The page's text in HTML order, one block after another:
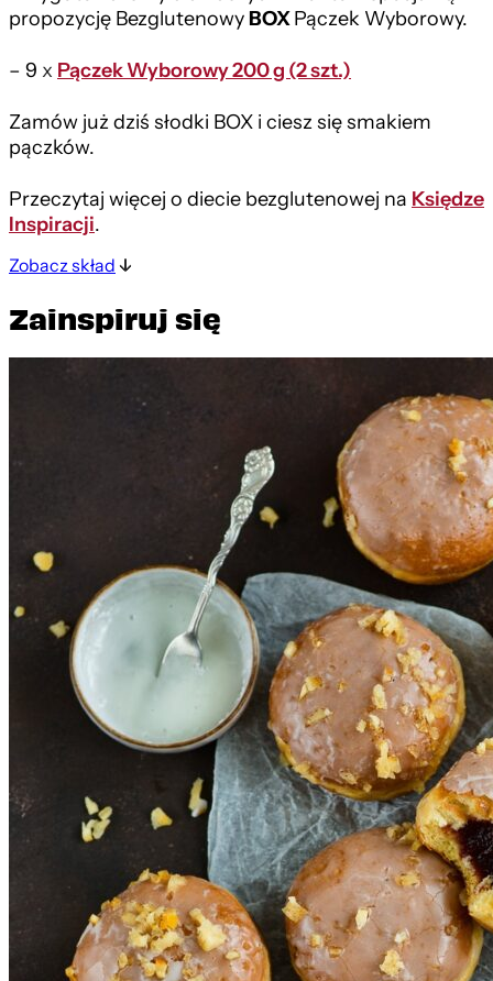
propozycję BezglutenowyBOXPączek Wyborowy.
– 9 x Pączek Wyborowy 200 g (2 szt.)
Zamów już dziś słodki BOX i ciesz się smakiem
pączków.
Przeczytaj więcej o diecie bezglutenowej na Księdze
Inspiracji.
Zobacz skład
Zainspiruj się